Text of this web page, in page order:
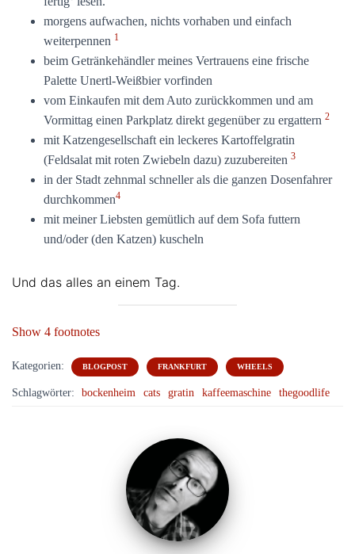
morgens aufwachen, nichts vorhaben und einfach
weiterpennen 1
beim Getränkehändler meines Vertrauens eine frische
Palette Unertl-Weißbier vorfinden
vom Einkaufen mit dem Auto zurückkommen und am
Vormittag einen Parkplatz direkt gegenüber zu ergattern 2
mit Katzengesellschaft ein leckeres Kartoffelgratin
(Feldsalat mit roten Zwiebeln dazu) zuzubereiten 3
in der Stadt zehnmal schneller als die ganzen Dosenfahrer
durchkommen4
mit meiner Liebsten gemütlich auf dem Sofa futtern
und/oder (den Katzen) kuscheln
Und das alles an einem Tag.
Show 4 footnotes
Kategorien: BLOGPOST FRANKFURT WHEELS
Schlagwörter: bockenheim cats gratin kaffeemaschine thegoodlife